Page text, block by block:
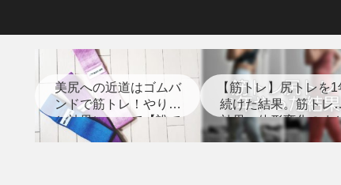
美尻への近道はゴムバ
ンドで筋トレ！やり方
と効果について【誰で
もできる】
【筋トレ】尻トレを1
続けた結果。筋トレ
効果、体形変化のま
め【経過写真あり】